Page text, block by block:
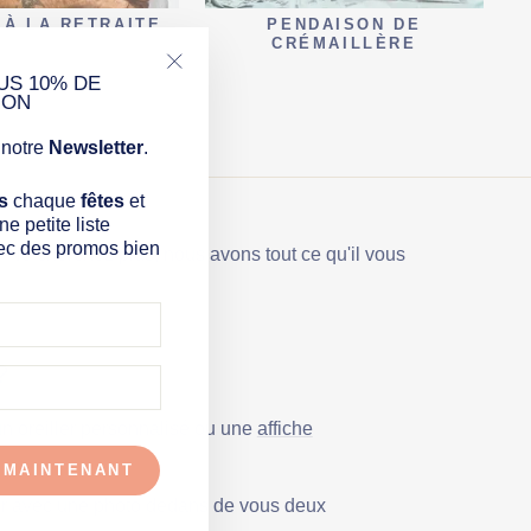
10% DE
Newsletter.
chaque fêteset
petite liste
des promos bien
À LA RETRAITE
PENDAISON DE
CRÉMAILLÈRE
cherchez plus, nous avons tout ce qu'il vous
ou une affiche
de vous deux